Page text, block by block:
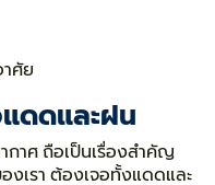
ศัย
ดดและฝน
กาศ ถือเป็นเรื่องสำคัญ
งเรา ต้องเจอทั้งแดดและ